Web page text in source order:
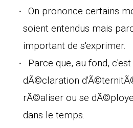
On prononce certains
soient entendus mais
important de s'exprimer.
Parce que, au fond,
dÃ©claration
rÃ©aliser ou se
dans le temps.